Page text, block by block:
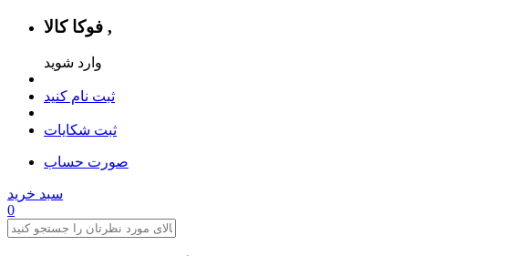
فوکا کالا ,
وارد شوید
ثبت نام کنید
ثبت شکایات
صورت حساب
سبد خرید
0